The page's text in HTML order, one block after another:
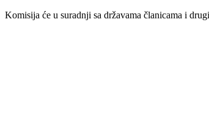
Komisija će u suradnji sa državama članicama i